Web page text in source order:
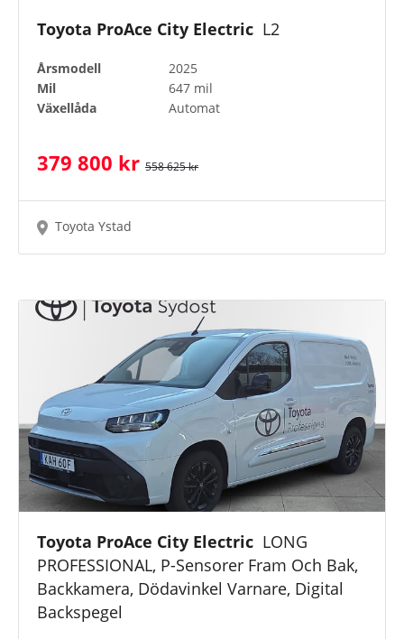
Toyota ProAce City Electric L2
Årsmodell
2025
Mil
647 mil
Växellåda
Automat
379 800 kr 558 625 kr
Toyota Ystad
Toyota ProAce City Electric LONG
PROFESSIONAL, P-Sensorer Fram Och Bak,
Backkamera, Dödavinkel Varnare, Digital
Backspegel